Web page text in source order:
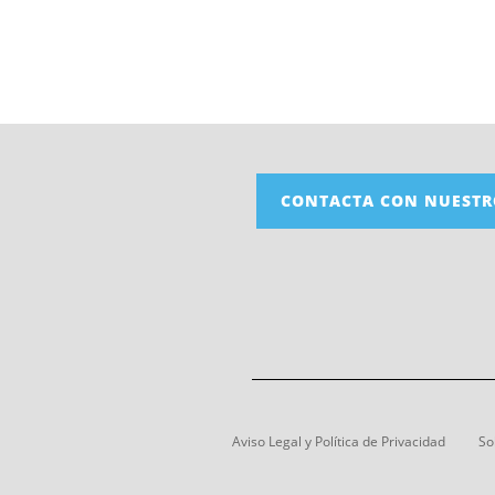
CONTACTA CON
Aviso Legal y Política de Privacidad